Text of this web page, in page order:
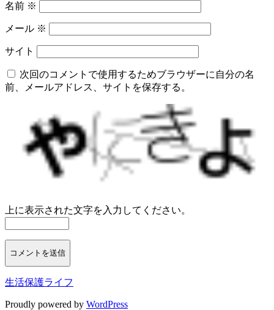
名前 ※
メール ※
サイト
次回のコメントで使用するためブラウザーに自分の名
前、メールアドレス、サイトを保存する。
上に表示された文字を入力してください。
生活保護ライフ
Proudly powered by WordPress